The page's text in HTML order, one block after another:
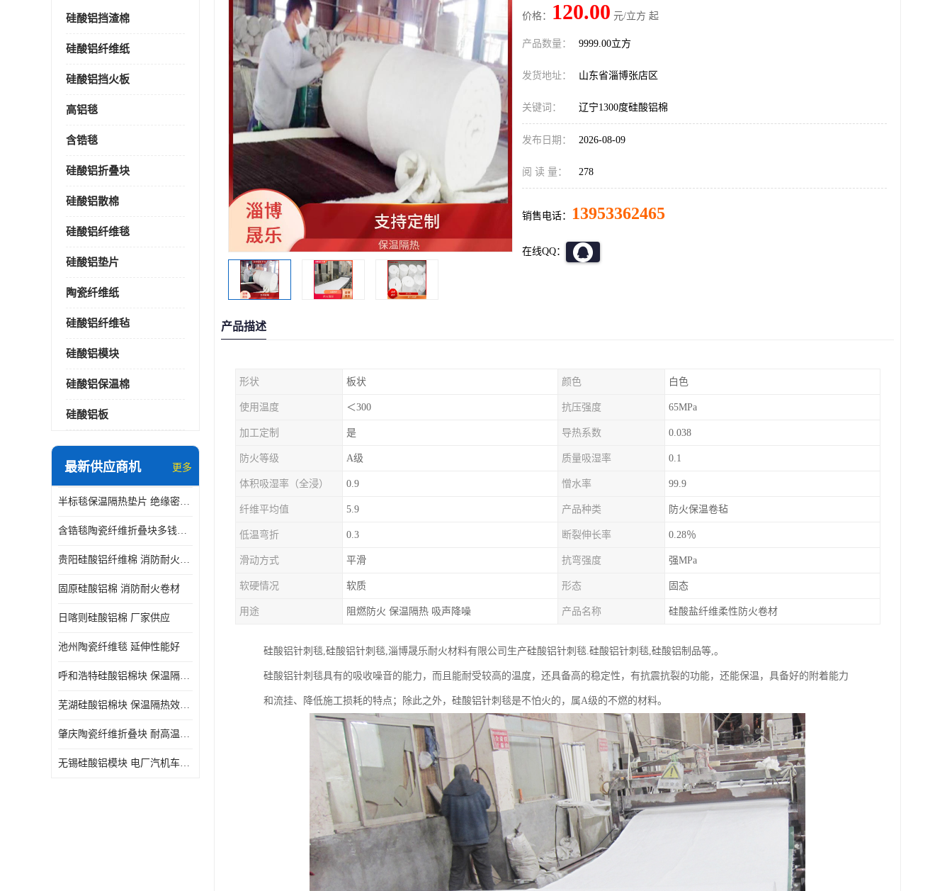
硅酸铝挡渣棉
硅酸铝纤维纸
硅酸铝挡火板
高铝毯
含锆毯
硅酸铝折叠块
硅酸铝散棉
硅酸铝纤维毯
硅酸铝垫片
陶瓷纤维纸
硅酸铝纤维毡
硅酸铝模块
硅酸铝保温棉
硅酸铝板
最新供应商机 更多
半标毯保温隔热垫片 绝缘密封垫片
含锆毯陶瓷纤维折叠块多钱一立方 硅酸铝模块
贵阳硅酸铝纤维棉 消防耐火卷材
固原硅酸铝棉 消防耐火卷材
日喀则硅酸铝棉 厂家供应
池州陶瓷纤维毯 延伸性能好
呼和浩特硅酸铝棉块 保温隔热效果好
芜湖硅酸铝棉块 保温隔热效果好
肇庆陶瓷纤维折叠块 耐高温阻燃 抗撕裂 质地硬
无锡硅酸铝模块 电厂汽机车间设备管道保温用硅酸铝棉
价格： 120.00 元/立方 起
产品数量： 9999.00立方
发货地址： 山东省淄博张店区
关键词： 辽宁1300度硅酸铝棉
发布日期： 2026-08-09
阅 读 量： 278
销售电话： 13953362465
在线QQ：
产品描述
形状 板状 颜色 白色
使用温度 ＜300 抗压强度 65MPa
加工定制 是 导热系数 0.038
防火等级 A级 质量吸湿率 0.1
体积吸湿率（全浸） 0.9 憎水率 99.9
纤维平均值 5.9 产品种类 防火保温卷毡
低温弯折 0.3 断裂伸长率 0.28％
滑动方式 平滑 抗弯强度 强MPa
软硬情况 软质 形态 固态
用途 阻燃防火 保温隔热 吸声降噪 产品名称 硅酸盐纤维柔性防火卷材
硅酸铝针刺毯,硅酸铝针刺毯,淄博晟乐耐火材料有限公司生产硅酸铝针刺毯.硅酸铝针刺毯,硅酸铝制品等,。
硅酸铝针刺毯具有的吸收噪音的能力，而且能耐受较高的温度，还具备高的稳定性，有抗震抗裂的功能，还能保温，具备好的附着能力
和流挂、降低施工损耗的特点；除此之外，硅酸铝针刺毯是不怕火的，属A级的不燃的材料。